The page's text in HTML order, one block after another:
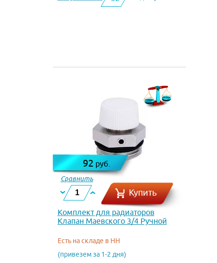
92 руб.
Сравнить
Купить
Комплект для радиаторов
Клапан Маевского 3/4 Ручной
Есть на складе в НН
(привезем за 1-2 дня)